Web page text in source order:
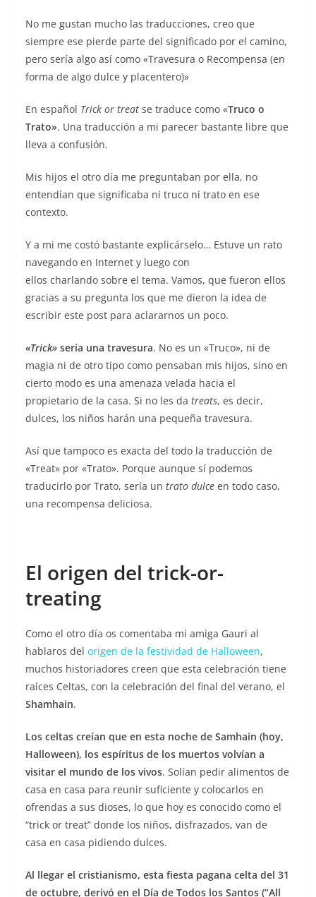
No me gustan mucho las traducciones, creo que
siempre ese pierde parte del significado por el camino,
pero sería algo así como «Travesura o Recompensa (en
forma de algo dulce y placentero)»
En español Trick or treat se traduce como «Truco o
Trato». Una traducción a mi parecer bastante libre que
lleva a confusión.
Mis hijos el otro día me preguntaban por ella, no
entendían que significaba ni truco ni trato en ese
contexto.
Y a mi me costó bastante explicárselo… Estuve un rato
navegando en Internet y luego con
ellos charlando sobre el tema. Vamos, que fueron ellos
gracias a su pregunta los que me dieron la idea de
escribir este post para aclararnos un poco.
«Trick» sería una travesura. No es un «Truco», ni de
magia ni de otro tipo como pensaban mis hijos, sino en
cierto modo es una amenaza velada hacia el
propietario de la casa. Si no les da treats, es decir,
dulces, los niños harán una pequeña travesura.
Así que tampoco es exacta del todo la traducción de
«Treat» por «Trato». Porque aunque sí podemos
traducirlo por Trato, sería un trato dulce en todo caso,
una recompensa deliciosa.
El origen del trick-or-
treating
Como el otro día os comentaba mi amiga Gauri al
hablaros del origen de la festividad de Halloween,
muchos historiadores creen que esta celebración tiene
raíces Celtas, con la celebración del final del verano, el
Shamhain.
Los celtas creían que en esta noche de Samhain (hoy,
Halloween), los espíritus de los muertos volvían a
visitar el mundo de los vivos. Solían pedir alimentos de
casa en casa para reunir suficiente y colocarlos en
ofrendas a sus dioses, lo que hoy es conocido como el
“trick or treat” donde los niños, disfrazados, van de
casa en casa pidiendo dulces.
Al llegar el cristianismo, esta fiesta pagana celta del 31
de octubre, derivó en el Día de Todos los Santos (“All